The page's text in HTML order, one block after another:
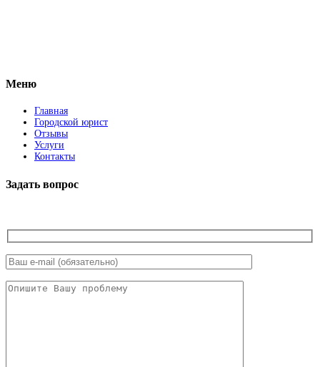
Меню
Главная
Городской юрист
Отзывы
Услуги
Контакты
Задать вопрос